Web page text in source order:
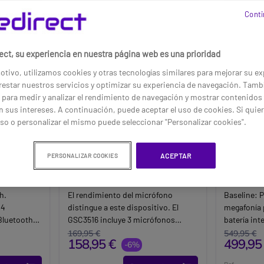
Grandstream GSC3516
micrófonos
El rendimiento del micrófono
distingue a este dispositivo. El
GSC3516 incluye 3 micrófonos
direccionales con tecnología MMAD
(Multi Microphone Array Directional)
más 1 micrófono auxiliar
169,95 €
158,95 € -6%
Baseline:
megafonía
batería
uso
549,95 €
su experiencia en nuestra página web es una prioridad
utilizamos cookies y otras tecnologías similares para mejorar su
nuestros servicios y optimizar su experiencia de navegación.
medir y analizar el rendimiento de navegación y mostrar contenidos
sus intereses. A continuación, puede aceptar el uso de cookies. Si
o personalizar el mismo puede seleccionar "Personalizar cookies".
PERSONALIZAR COOKIES ACEPTAR